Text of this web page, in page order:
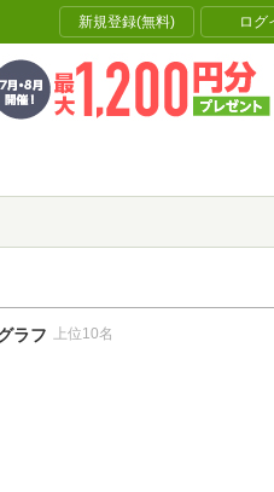
新規登録(無料) ログ
ラフ 上位10名